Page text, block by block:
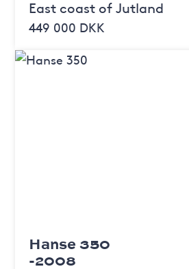
East coast of Jutland
449 000 DKK
Hanse 350
-2008